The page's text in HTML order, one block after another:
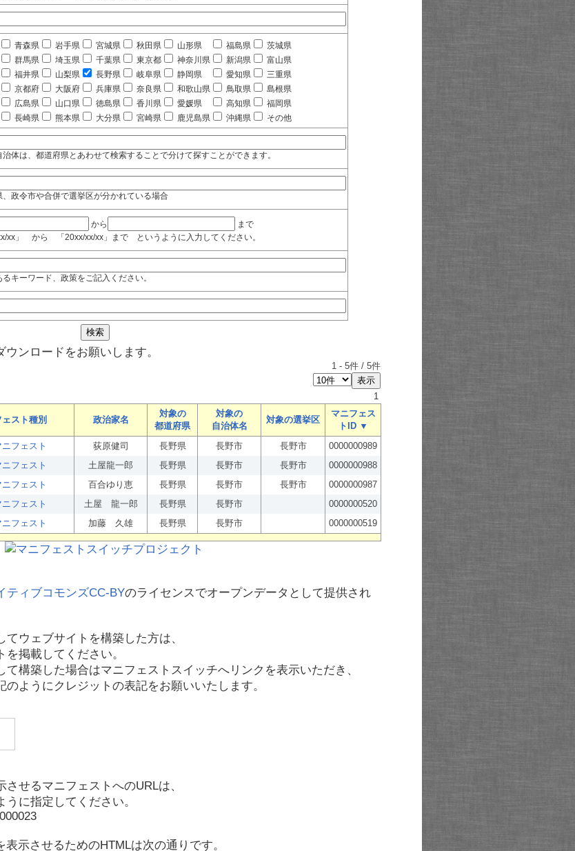
青森県 岩手県 宮城県 秋田県 山形県 福島県
茨城県
群馬県 埼玉県 千葉県 東京都 神奈川県 新潟県
富山県
福井県 山梨県 長野県 岐阜県 静岡県 愛知県
三重県
京都府 大阪府 兵庫県 奈良県 和歌山県 鳥取県
島根県
広島県 山口県 徳島県 香川県 愛媛県 高知県
福岡県
長崎県 熊本県 大分県 宮崎県 鹿児島県 沖縄県 その他
体は、都道府県とあわせて検索することで分けて探すことができます。
政令市や合併で選挙区が分かれている場合
から
まで
xx」 から 「20xx/xx/xx」まで というように入力してください。
キーワード、政策をご記入ください。
ウンロードをお願いします。
1 - 5件 / 5件
1
スト種別 政治家名
対象の
都道府県
対象の
自治体名
対象の選挙区
マニフェス
トID ▼
フェスト 荻原健司 長野県 長野市 長野市
0000000989
フェスト 土屋龍一郎 長野県 長野市 長野市
0000000988
フェスト 百合ゆり恵 長野県 長野市 長野市
0000000987
フェスト 土屋 龍一郎 長野県 長野市
0000000520
フェスト 加藤 久雄 長野県 長野市 0000000519
ティブコモンズCC-BYのライセンスでオープンデータとして提供され
ウェブサイトを構築した方は、
掲載してください。
構築した場合はマニフェストスイッチへリンクを表示いただき、
ようにクレジットの表記をお願いいたします。
せるマニフェストへのURLは、
に指定してください。
示させるためのHTMLは次の通りです。